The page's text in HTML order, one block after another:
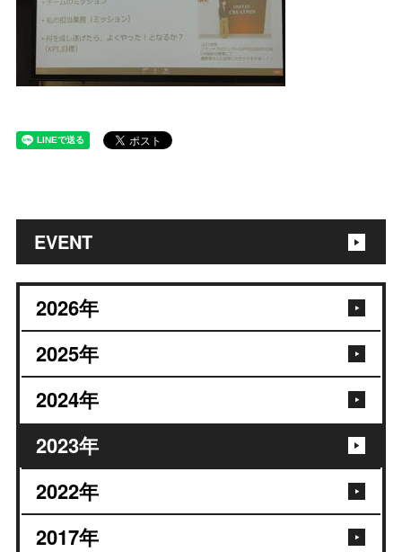
EVENT
2026年
2025年
2024年
2023年
2022年
2017年